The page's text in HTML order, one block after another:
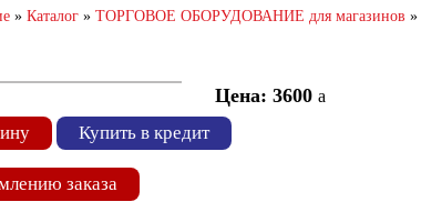
» Каталог » ТОРГОВОЕ ОБОРУДОВАНИЕ для магазинов »
Цена: 3600 a
Купить в кредит
заказа